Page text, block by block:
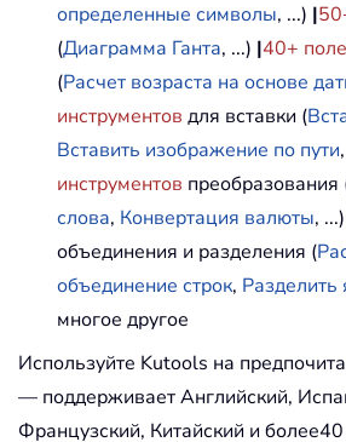
определенные символы, ...) |
(Диаграмма Ганта, ...) |40+
(Расчет возраста на основе
инструментов для вставки (
Вставить изображение по пути
инструментов преобразования
слова, Конвертация валюты, ...)
объединения и разделения (
объединение строк, Разделить
многое другое
Используйте Kutools на
— поддерживает Английский,
Французский, Китайский и